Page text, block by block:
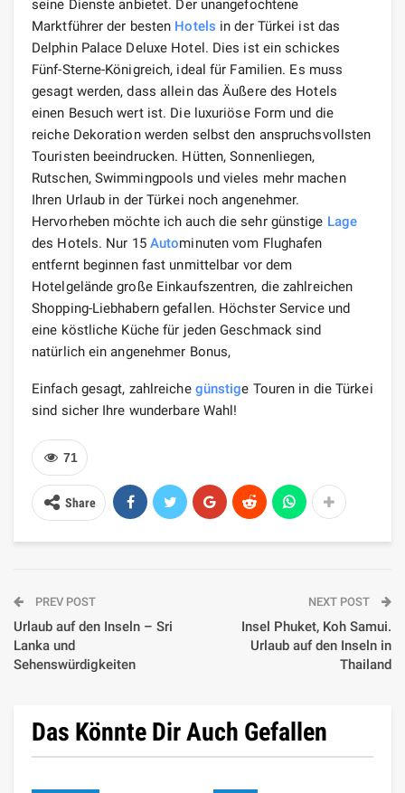
seine Dienste anbietet. Der unangefochtene
Marktführer der besten Hotels in der Türkei ist das
Delphin Palace Deluxe Hotel. Dies ist ein schickes
Fünf-Sterne-Königreich, ideal für Familien. Es muss
gesagt werden, dass allein das Äußere des Hotels
einen Besuch wert ist. Die luxuriöse Form und die
reiche Dekoration werden selbst den anspruchsvollsten
Touristen beeindrucken. Hütten, Sonnenliegen,
Rutschen, Swimmingpools und vieles mehr machen
Ihren Urlaub in der Türkei noch angenehmer.
Hervorheben möchte ich auch die sehr günstige Lage
des Hotels. Nur 15 Autominuten vom Flughafen
entfernt beginnen fast unmittelbar vor dem
Hotelgelände große Einkaufszentren, die zahlreichen
Shopping-Liebhabern gefallen. Höchster Service und
eine köstliche Küche für jeden Geschmack sind
natürlich ein angenehmer Bonus,
Einfach gesagt, zahlreiche günstige Touren in die Türkei
sind sicher Ihre wunderbare Wahl!
71
Share
PREV POST
Urlaub auf den Inseln – Sri
Lanka und
Sehenswürdigkeiten
NEXT POST
Insel Phuket, Koh Samui.
Urlaub auf den Inseln in
Thailand
Das Könnte Dir Auch Gefallen